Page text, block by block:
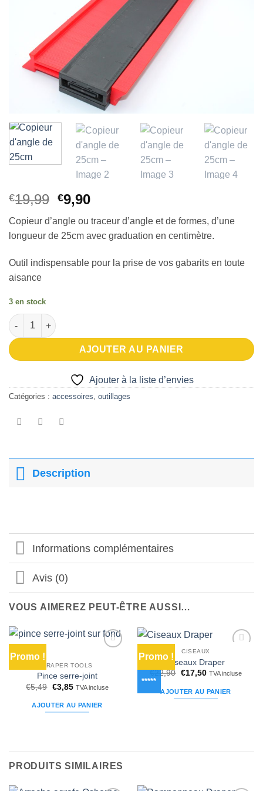
€19,99 Le
initial
était :
€19,99.
€9,90Le
actuel
est :
€9,90.
Copieur d’angle ou traceur d’angle et de formes, d’une
longueur de 25cm avec graduation en centimètre.
Outil indispensable pour la prise de vos gabarits en toute
aisance
3 en stock
quantité de Copieur d'angle de 25cm
AJOUTER AU PANIER
Ajouter à la liste d’envies
Catégories : accessoires, outillages
Description
Informations complémentaires
Avis (0)
VOUS AIMEREZ PEUT-ÊTRE AUSSI…
Promo !
d’envies
DRAPER TOOLS
Pince serre-joint
€5,49 Le
prix
initial
était :
€3,85Le
actuel
est :
TVA incluse
AJOUTER AU PANIER
Promo !
*****
à la liste
d’envies
CISEAUX
Ciseaux Draper
22,90 Le
initial
était :
€17,50Le
actuel
est :
TVA incluse
AJOUTER AU PANIER
PRODUITS SIMILAIRES